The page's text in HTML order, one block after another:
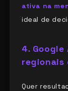
ativa na
ideal de
4. Google
regionais
Quer